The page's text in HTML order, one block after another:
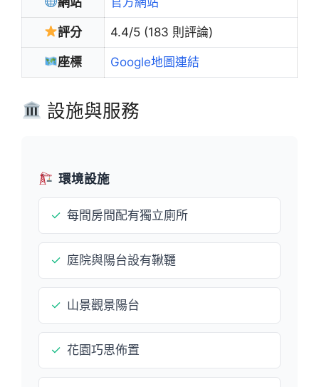
評分 4.4/5 (183 則評論)
座標 Google地圖連結
設施與服務
環境設施
✓ 每間房間配有獨立廁所
✓ 庭院與陽台設有鞦韆
✓ 山景觀景陽台
✓ 花園巧思佈置